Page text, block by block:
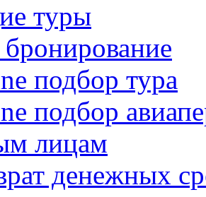
туры
подбор тура
подбор
лицам
денежных